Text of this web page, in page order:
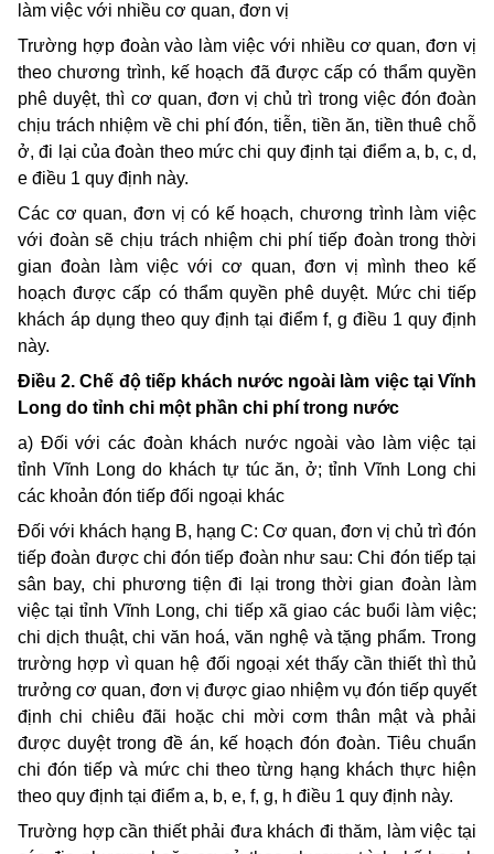
làm việc với nhiều cơ quan, đơn vị
Trường hợp đoàn vào làm việc với nhiều cơ quan, đơn vị
theo chương trình, kế hoạch đã được cấp có thẩm quyền
phê duyệt, thì cơ quan, đơn vị chủ trì trong việc đón đoàn
chịu trách nhiệm về chi phí đón, tiễn, tiền ăn, tiền thuê chỗ
ở, đi lại của đoàn theo mức chi quy định tại điểm a, b, c, d,
e điều 1 quy định này.
Các cơ quan, đơn vị có kế hoạch, chương trình làm việc
với đoàn sẽ chịu trách nhiệm chi phí tiếp đoàn trong thời
gian đoàn làm việc với cơ quan, đơn vị mình theo kế
hoạch được cấp có thẩm quyền phê duyệt. Mức chi tiếp
khách áp dụng theo quy định tại điểm f, g điều 1 quy định
này.
Điều 2. Chế độ tiếp khách nước ngoài làm việc tại Vĩnh
Long do tỉnh chi một phần chi phí trong nước
a) Đối với các đoàn khách nước ngoài vào làm việc tại
tỉnh Vĩnh Long do khách tự túc ăn, ở; tỉnh Vĩnh Long chi
các khoản đón tiếp đối ngoại khác
Đối với khách hạng B, hạng C: Cơ quan, đơn vị chủ trì đón
tiếp đoàn được chi đón tiếp đoàn như sau: Chi đón tiếp tại
sân bay, chi phương tiện đi lại trong thời gian đoàn làm
việc tại tỉnh Vĩnh Long, chi tiếp xã giao các buổi làm việc;
chi dịch thuật, chi văn hoá, văn nghệ và tặng phẩm. Trong
trường hợp vì quan hệ đối ngoại xét thấy cần thiết thì thủ
trưởng cơ quan, đơn vị được giao nhiệm vụ đón tiếp quyết
định chi chiêu đãi hoặc chi mời cơm thân mật và phải
được duyệt trong đề án, kế hoạch đón đoàn. Tiêu chuẩn
chi đón tiếp và mức chi theo từng hạng khách thực hiện
theo quy định tại điểm a, b, e, f, g, h điều 1 quy định này.
Trường hợp cần thiết phải đưa khách đi thăm, làm việc tại